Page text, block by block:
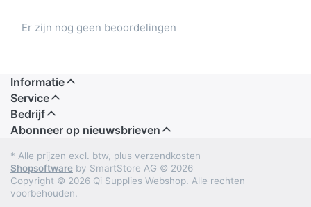
Er zijn nog geen beoordelingen
Informatie
Service
Bedrijf
Abonneer op nieuwsbrieven
* Alle prijzen excl. btw, plus verzendkosten
Shopsoftware by SmartStore AG © 2026
Copyright © 2026 Qi Supplies Webshop. Alle rechten
voorbehouden.